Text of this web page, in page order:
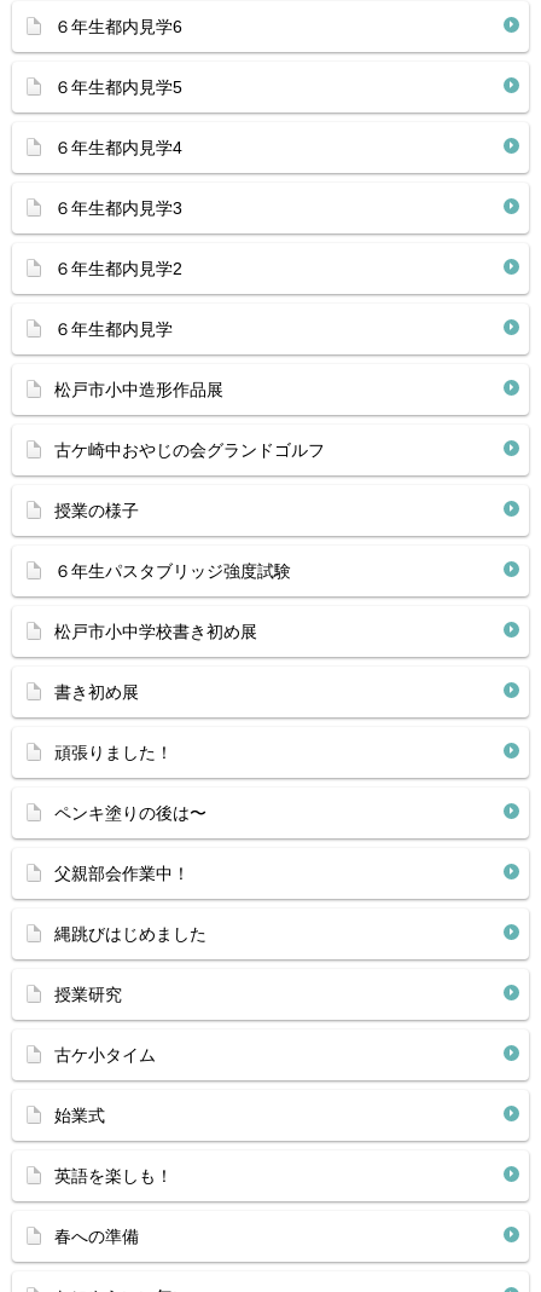
６年生都内見学6
６年生都内見学5
６年生都内見学4
６年生都内見学3
６年生都内見学2
６年生都内見学
松戸市小中造形作品展
古ケ崎中おやじの会グランドゴルフ
授業の様子
６年生パスタブリッジ強度試験
松戸市小中学校書き初め展
書き初め展
頑張りました！
ペンキ塗りの後は〜
父親部会作業中！
縄跳びはじめました
授業研究
古ケ小タイム
始業式
英語を楽しも！
春への準備